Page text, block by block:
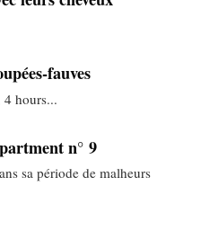
fauves
hours...
n° 9
sa période de malheurs